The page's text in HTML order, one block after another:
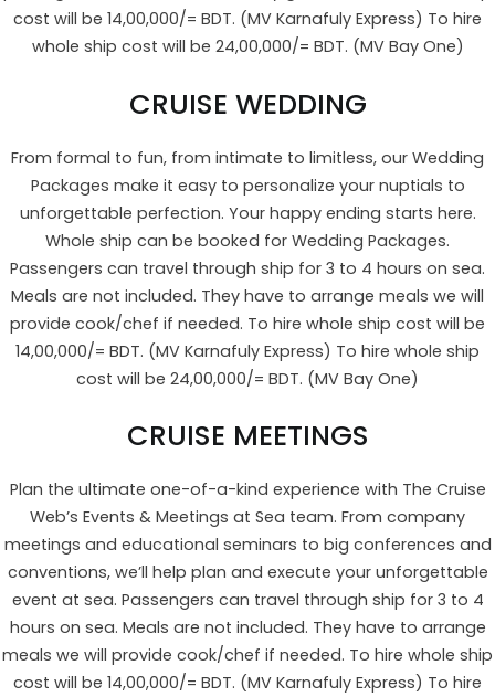
cost will be 14,00,000/= BDT. (MV Karnafuly Express) To hire
whole ship cost will be 24,00,000/= BDT. (MV Bay One)
CRUISE WEDDING
From formal to fun, from intimate to limitless, our Wedding
Packages make it easy to personalize your nuptials to
unforgettable perfection. Your happy ending starts here.
Whole ship can be booked for Wedding Packages.
Passengers can travel through ship for 3 to 4 hours on sea.
Meals are not included. They have to arrange meals we will
provide cook/chef if needed. To hire whole ship cost will be
14,00,000/= BDT. (MV Karnafuly Express) To hire whole ship
cost will be 24,00,000/= BDT. (MV Bay One)
CRUISE MEETINGS
Plan the ultimate one-of-a-kind experience with The Cruise
Web’s Events & Meetings at Sea team. From company
meetings and educational seminars to big conferences and
conventions, we’ll help plan and execute your unforgettable
event at sea. Passengers can travel through ship for 3 to 4
hours on sea. Meals are not included. They have to arrange
meals we will provide cook/chef if needed. To hire whole ship
cost will be 14,00,000/= BDT. (MV Karnafuly Express) To hire